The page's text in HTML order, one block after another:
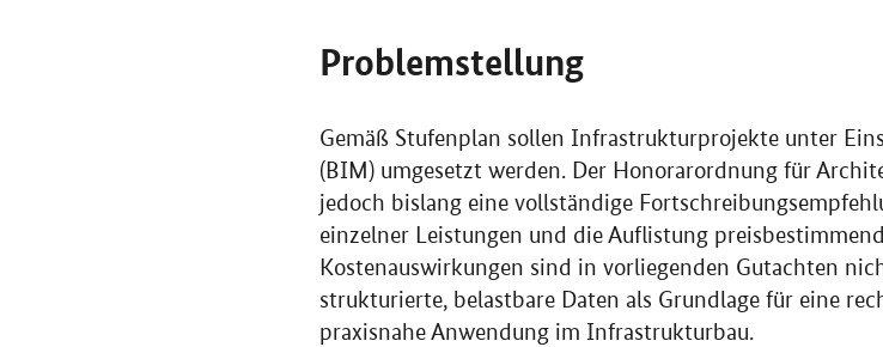
Problemstellung
Gemäß Stufenplan sollen Infrastrukturprojekte unter
(BIM) umgesetzt werden. Der Honorarordnung für
jedoch bislang eine vollständige
einzelner Leistungen und die Auflistung
Kostenauswirkungen sind in vorliegenden Gutachten
strukturierte, belastbare Daten als Grundlage für eine
praxisnahe Anwendung im Infrastrukturbau.